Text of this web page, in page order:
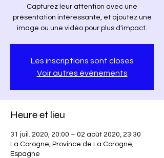
Capturez leur attention avec une
présentation intéressante, et ajoutez une
image ou une vidéo pour plus d'impact.
Les inscriptions sont closes
Voir autres événements
Heure et lieu
31 juil. 2020, 20:00 – 02 août 2020, 23:30
La Corogne, Province de La Corogne,
Espagne